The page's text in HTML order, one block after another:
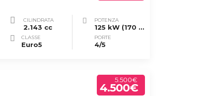
CILINDRATA
2.143 cc
POTENZA
125 kW (170 CV)
CLASSE
Euro5
PORTE
4/5
5.500€
4.500€